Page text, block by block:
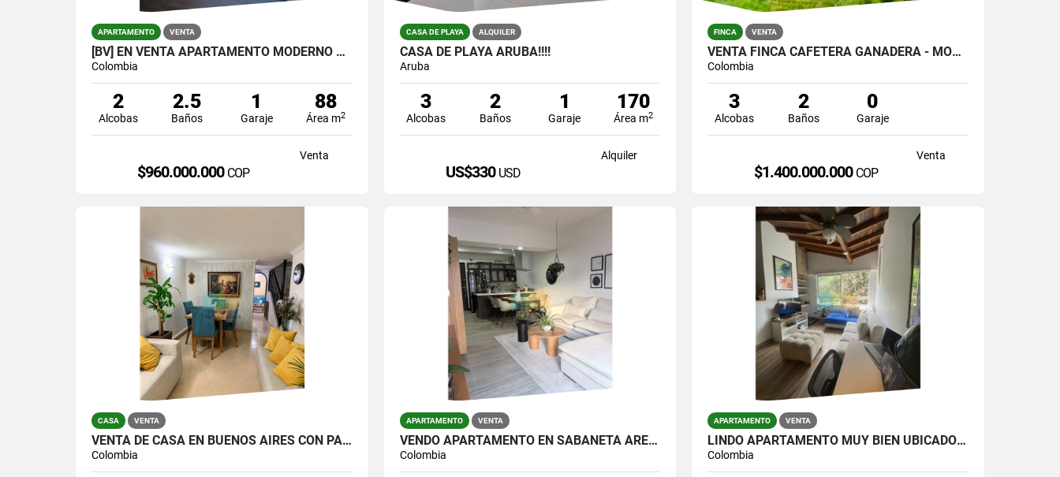
APARTAMENTO VENTA
[BV] EN VENTA APARTAMENTO MODERNO EN CIUDAD DEL RÍO, MEDELLÍN
Colombia
2
Alcobas
2.5
Baños
1
Garaje
88
Área m2
Venta
$960.000.000 COP
CASA DE PLAYA ALQUILER
CASA DE PLAYA ARUBA!!!!
Aruba
3
Alcobas
2
Baños
1
Garaje
170
Área m2
Alquiler
US$330 USD
FINCA VENTA
VENTA FINCA CAFETERA GANADERA - MONTEBELLO . .!!!! BAJO DE PRECIO!!!!
Colombia
3
Alcobas
2
Baños
0
Garaje
Venta
$1.400.000.000 COP
CASA VENTA
VENTA DE CASA EN BUENOS AIRES CON PARQUEADERO
Colombia
APARTAMENTO VENTA
VENDO APARTAMENTO EN SABANETA ÁREA 100 METROS
Colombia
APARTAMENTO VENTA
LINDO APARTAMENTO MUY BIEN UBICADO EN LA CASTELLANA
Colombia